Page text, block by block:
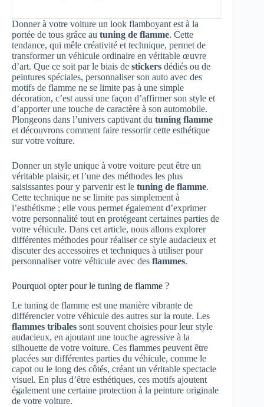
Donner à votre voiture un look flamboyant est à la
portée de tous grâce au tuning de flamme. Cette
tendance, qui mêle créativité et technique, permet de
transformer un véhicule ordinaire en véritable œuvre
d’art. Que ce soit par le biais de stickers dédiés ou de
peintures spéciales, personnaliser son auto avec des
motifs de flamme ne se limite pas à une simple
décoration, c’est aussi une façon d’affirmer son style et
d’apporter une touche de caractère à son automobile.
Plongeons dans l’univers captivant du tuning flamme
et découvrons comment faire ressortir cette esthétique
sur votre voiture.
Donner un style unique à votre voiture peut être un
véritable plaisir, et l’une des méthodes les plus
saisissantes pour y parvenir est le tuning de flamme.
Cette technique ne se limite pas simplement à
l’esthétisme ; elle vous permet également d’exprimer
votre personnalité tout en protégeant certaines parties de
votre véhicule. Dans cet article, nous allons explorer
différentes méthodes pour réaliser ce style audacieux et
discuter des accessoires et techniques à utiliser pour
personnaliser votre véhicule avec des flammes.
Pourquoi opter pour le tuning de flamme ?
Le tuning de flamme est une manière vibrante de
différencier votre véhicule des autres sur la route. Les
flammes tribales sont souvent choisies pour leur style
audacieux, en ajoutant une touche agressive à la
silhouette de votre voiture. Ces flammes peuvent être
placées sur différentes parties du véhicule, comme le
capot ou le long des côtés, créant un véritable spectacle
visuel. En plus d’être esthétiques, ces motifs ajoutent
également une certaine protection à la peinture originale
de votre voiture.